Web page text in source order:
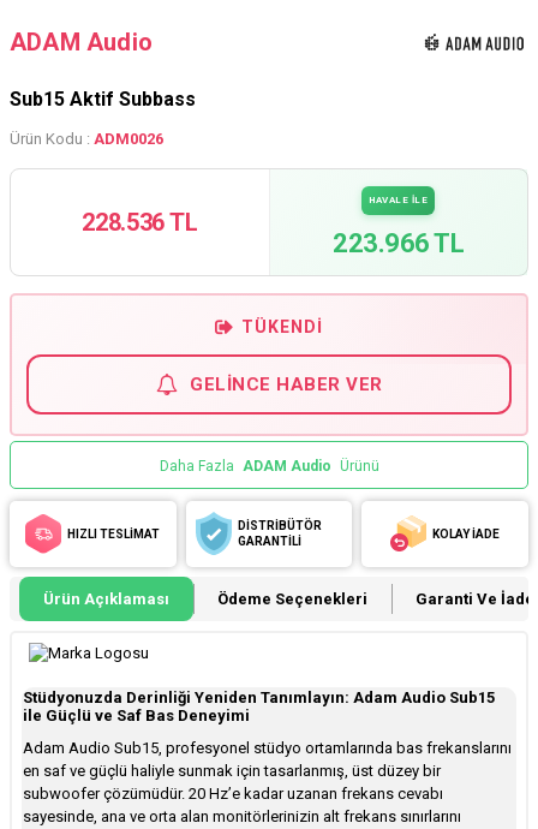
ADAM Audio
Sub15 Aktif Subbass
Ürün Kodu : ADM0026
228.536 TL
HAVALE İLE
223.966 TL
TÜKENDI
GELINCE HABER VER
Daha Fazla ADAM Audio Ürünü
HIZLI TESLİMAT
DİSTRİBÜTÖR
GARANTİLİ
KOLAY İADE
Ürün Açıklaması Ödeme Seçenekleri Garanti Ve İade
Stüdyonuzda Derinliği Yeniden Tanımlayın: Adam Audio Sub15
ile Güçlü ve Saf Bas Deneyimi
Adam Audio Sub15, profesyonel stüdyo ortamlarında bas frekanslarını
en saf ve güçlü haliyle sunmak için tasarlanmış, üst düzey bir
subwoofer çözümüdür. 20 Hz’e kadar uzanan frekans cevabı
sayesinde, ana ve orta alan monitörlerinizin alt frekans sınırlarını